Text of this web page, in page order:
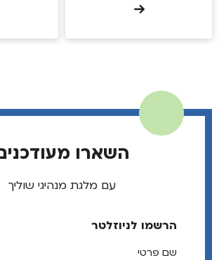
השארו
עם מלגת מנהיגי שוליך
הרשמו לניוזלטר
שם פרטי